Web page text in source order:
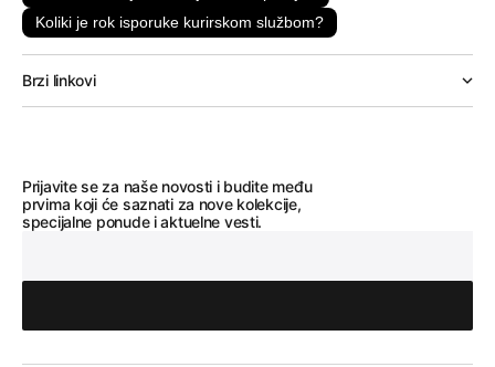
Koliki je rok isporuke kurirskom službom?
Brzi linkovi
Prijavite se za naše novosti i budite među
prvima koji će saznati za nove kolekcije,
specijalne ponude i aktuelne vesti.